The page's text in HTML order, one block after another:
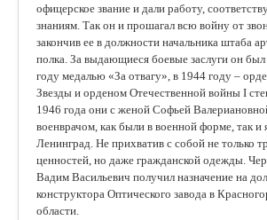
офицерское звание и дали работу,
знаниям. Так он и прошагал всю войну от
закончив ее в должности начальника штаба
полка. За выдающиеся боевые заслуги он
году медалью «За отвагу», в 1944 году –
Звезды и орденом Отечественной войны I
1946 года они с женой Софьей
военврачом, как были в военной форме, так и
Ленинград. Не прихватив с собой не только
ценностей, но даже гражданской одежды.
Вадим Васильевич получил назначение на
конструктора Оптического завода в
области.